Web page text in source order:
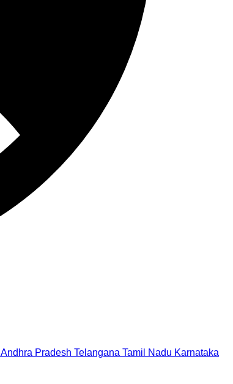
Andhra Pradesh Telangana Tamil Nadu Karnataka